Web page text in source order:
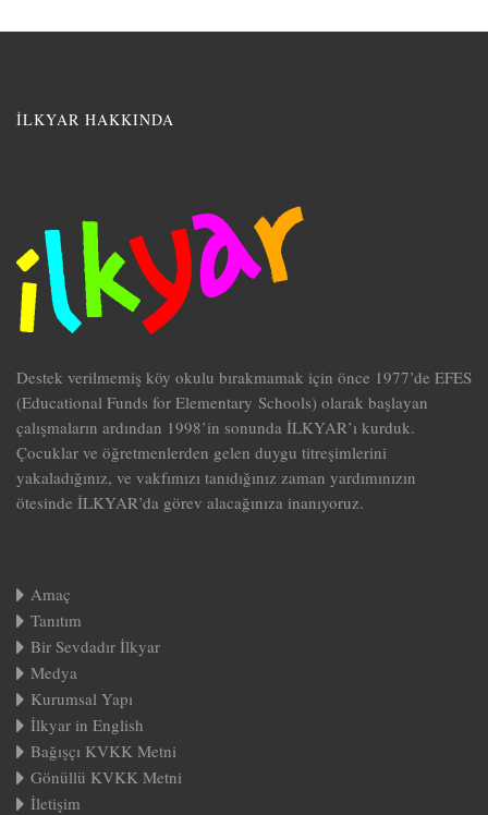
İLKYAR HAKKINDA
Destek verilmemiş köy okulu bırakmamak için önce 1977’de EFES
(Educational Funds for Elementary Schools) olarak başlayan
çalışmaların ardından 1998’in sonunda İLKYAR’ı kurduk.
Çocuklar ve öğretmenlerden gelen duygu titreşimlerini
yakaladığınız, ve vakfımızı tanıdığınız zaman yardımınızın
ötesinde İLKYAR’da görev alacağınıza inanıyoruz.
Amaç
Tanıtım
Bir Sevdadır İlkyar
Medya
Kurumsal Yapı
İlkyar in English
Bağışçı KVKK Metni
Gönüllü KVKK Metni
İletişim